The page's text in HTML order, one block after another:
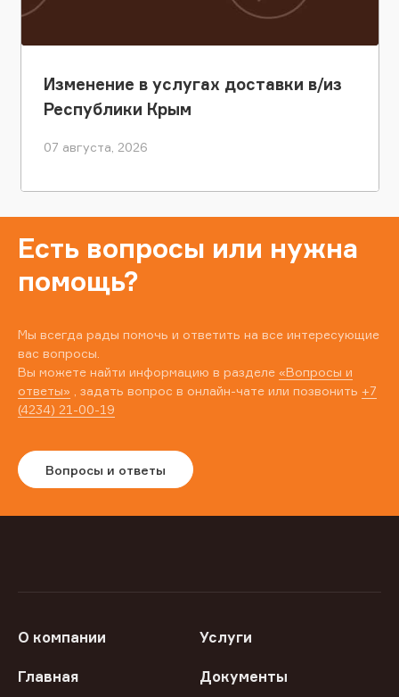
Изменение в услугах доставки в/из
Республики Крым
07 августа, 2026
Есть вопросы или нужна
помощь?
Мы всегда рады помочь и ответить на все интересующие
вас вопросы.
Вы можете найти информацию в разделе «Вопросы и
ответы» , задать вопрос в онлайн-чате или позвонить +7
(4234) 21-00-19
Вопросы и ответы
О компании Услуги
Главная Документы